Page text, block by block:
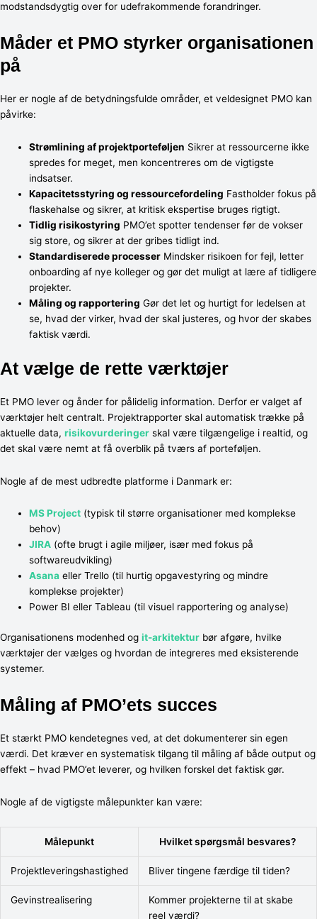
modstandsdygtig over for udefrakommende forandringer.
Måder et PMO styrker organisationen
på
Her er nogle af de betydningsfulde områder, et veldesignet PMO kan
påvirke:
Strømlining af projektporteføljen Sikrer at ressourcerne ikke
spredes for meget, men koncentreres om de vigtigste
indsatser.
Kapacitetsstyring og ressourcefordeling Fastholder fokus på
flaskehalse og sikrer, at kritisk ekspertise bruges rigtigt.
Tidlig risikostyring PMO’et spotter tendenser før de vokser
sig store, og sikrer at der gribes tidligt ind.
Standardiserede processer Mindsker risikoen for fejl, letter
onboarding af nye kolleger og gør det muligt at lære af tidligere
projekter.
Måling og rapportering Gør det let og hurtigt for ledelsen at
se, hvad der virker, hvad der skal justeres, og hvor der skabes
faktisk værdi.
At vælge de rette værktøjer
Et PMO lever og ånder for pålidelig information. Derfor er valget af
værktøjer helt centralt. Projektrapporter skal automatisk trække på
aktuelle data, risikovurderinger skal være tilgængelige i realtid, og
det skal være nemt at få overblik på tværs af porteføljen.
Nogle af de mest udbredte platforme i Danmark er:
MS Project (typisk til større organisationer med komplekse
behov)
JIRA (ofte brugt i agile miljøer, især med fokus på
softwareudvikling)
Asana eller Trello (til hurtig opgavestyring og mindre
komplekse projekter)
Power BI eller Tableau (til visuel rapportering og analyse)
Organisationens modenhed og it-arkitektur bør afgøre, hvilke
værktøjer der vælges og hvordan de integreres med eksisterende
systemer.
Måling af PMO’ets succes
Et stærkt PMO kendetegnes ved, at det dokumenterer sin egen
værdi. Det kræver en systematisk tilgang til måling af både output og
effekt – hvad PMO’et leverer, og hvilken forskel det faktisk gør.
Nogle af de vigtigste målepunkter kan være:
Målepunkt Hvilket spørgsmål besvares?
Projektleveringshastighed Bliver tingene færdige til tiden?
Gevinstrealisering
Kommer projekterne til at skabe
reel værdi?